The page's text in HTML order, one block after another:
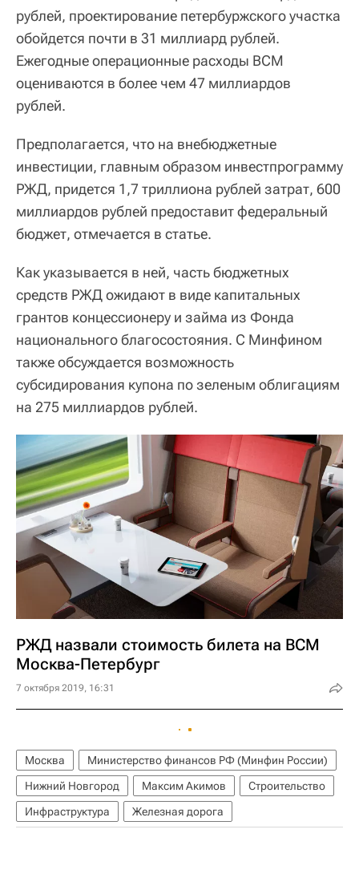
рублей, проектирование петербуржского участка
обойдется почти в 31 миллиард рублей.
Ежегодные операционные расходы ВСМ
оцениваются в более чем 47 миллиардов
рублей.
Предполагается, что на внебюджетные
инвестиции, главным образом инвестпрограмму
РЖД, придется 1,7 триллиона рублей затрат, 600
миллиардов рублей предоставит федеральный
бюджет, отмечается в статье.
Как указывается в ней, часть бюджетных
средств РЖД ожидают в виде капитальных
грантов концессионеру и займа из Фонда
национального благосостояния. С Минфином
также обсуждается возможность
субсидирования купона по зеленым облигациям
на 275 миллиардов рублей.
РЖД назвали стоимость билета на ВСМ
Москва-Петербург
7 октября 2019, 16:31
Москва
Министерство финансов РФ (Минфин России)
Нижний Новгород
Максим Акимов
Строительство
Инфраструктура
Железная дорога